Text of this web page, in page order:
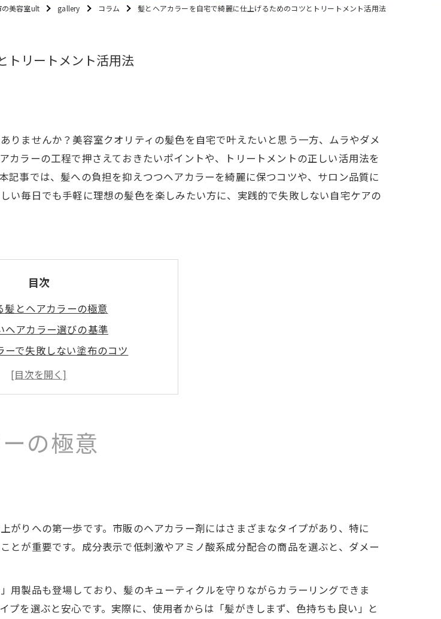
美容室ult gallery コラム 髪とヘアカラーを自宅で綺麗に仕上げるためのコツとトリートメント活用法
トリートメント活用法
りませんか？美容室クオリティの髪色を自宅で叶えたいと思う一方、ムラやダメ
ラーの工程で押さえておきたいポイントや、トリートメントの正しい活用法を
事では、髪への負担を抑えつつヘアカラーを綺麗に保つコツや、サロン品質に
い毎日でも手軽に理想の髪色を楽しみたい方に、実践的で失敗しない自宅ケアの
目次
髪とヘアカラーの極意
ヘアカラー選びの基準
ーで失敗しない塗布のコツ
りを左右する前処理方法
ントで叶える美しい発色
しい髪色の秘訣とは
明るいヘアカラーを楽しむ方法
ラーの持続性を高める秘策
ントで髪の保護力を高めるコツ
の極意
りへの第一歩です。市販のヘアカラー剤にはさまざまなタイプがあり、特に
とが重要です。成分表示で低刺激やアミノ酸系成分配合の商品を選ぶと、ダメー
用製品も登場しており、髪のキューティクルを守りながらカラーリングできま
を選ぶと安心です。実際に、使用者からは「髪がきしまず、色持ちも良い」と